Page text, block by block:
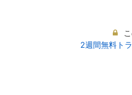
2週間無料ト